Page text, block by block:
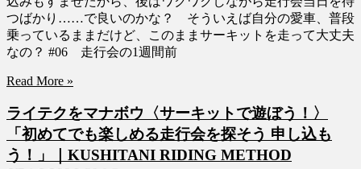
つばかり……で良いのかな？ そういえば自分の愛車、普段
乗っているままだけど、このままサーキットを走って大丈夫
なの？ #06 走行会の1週間前
Read More »
ライテクをマナボウ〈サーキットで遊ぼう！〉
「初めてでも楽しめる走行会を探そう 申し込も
う！」｜KUSHITANI RIDING METHOD